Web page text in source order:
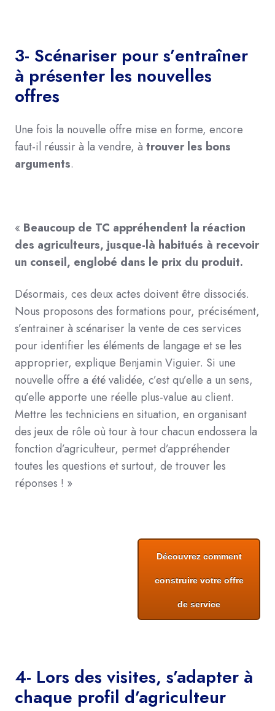
3- Scénariser pour s’entraîner
à présenter les nouvelles
offres
Une fois la nouvelle offre mise en forme, encore
faut-il réussir à la vendre, à trouver les bons
arguments.
« Beaucoup de TC appréhendent la réaction
des agriculteurs, jusque-là habitués à recevoir
un conseil, englobé dans le prix du produit.
Désormais, ces deux actes doivent être dissociés.
Nous proposons des formations pour, précisément,
s’entrainer à scénariser la vente de ces services
pour identifier les éléments de langage et se les
approprier, explique Benjamin Viguier. Si une
nouvelle offre a été validée, c’est qu’elle a un sens,
qu’elle apporte une réelle plus-value au client.
Mettre les techniciens en situation, en organisant
des jeux de rôle où tour à tour chacun endossera la
fonction d’agriculteur, permet d’appréhender
toutes les questions et surtout, de trouver les
réponses ! »
Découvrez comment
construire votre offre
de service
4- Lors des visites, s’adapter à
chaque profil d’agriculteur